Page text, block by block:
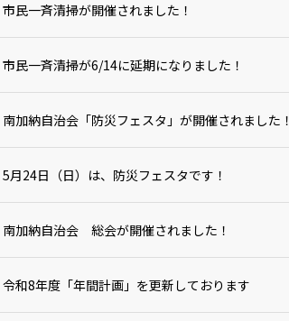
市民一斉清掃が開催されました！
市民一斉清掃が6/14に延期になりました！
南加納自治会「防災フェスタ」が開催されました！
5月24日（日）は、防災フェスタです！
南加納自治会 総会が開催されました！
令和8年度「年間計画」を更新しております